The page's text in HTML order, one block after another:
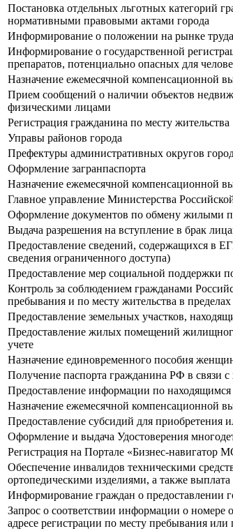
Постановка отдельных льготных категорий
нормативными правовыми актами города
Информирование о положении на рынке
Информирование о государственной
препаратов, потенциально опасных для
Назначение ежемесячной компенсационной
Прием сообщений о наличии объектов
физическими лицами
Регистрация гражданина по месту жительства
Управы районов города
Префектуры административных округов
Оформление загранпаспорта
Назначение ежемесячной компенсационной
Главное управление Министерства
Оформление документов по обмену жилыми
Выдача разрешения на вступление в брак
Предоставление сведений, содержащихся в
сведения ограниченного доступа)
Предоставление мер социальной поддержки
Контроль за соблюдением гражданами
пребывания и по месту жительства в
Предоставление земельных участков,
Предоставление жилых помещений
учете
Назначение единовременного пособия
Получение паспорта гражданина РФ в связи
Предоставление информации по
Назначение ежемесячной компенсационной
Предоставление субсидий для приобретения
Оформление и выдача Удостоверения
Регистрация на Портале «Бизнес-навигатор
Обеспечение инвалидов техническими
ортопедическими изделиями, а также выплата
Информирование граждан о предоставлении
Запрос о соответствии информации о
адресе регистрации по месту пребывания или